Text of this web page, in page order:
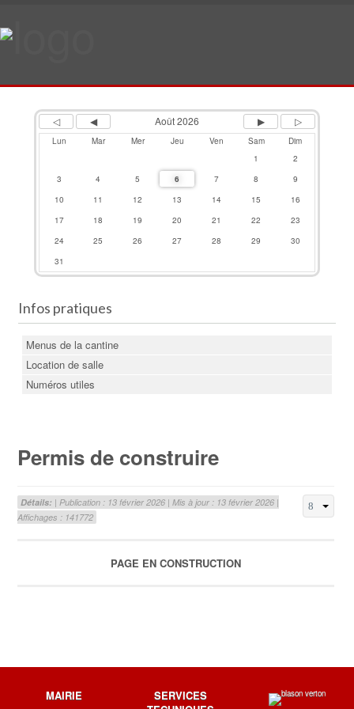
Août 2026
Lun Mar Mer Jeu Ven Sam
Dim
1
2
3
4 5 6 7 8
9
10
11 12 13 14 15
16
17
18 19 20 21 22
23
24
25 26 27 28 29
30
31
Infos pratiques
Menus de la cantine
Location de salle
Numéros utiles
Permis de construire
Détails: | Publication : 13 février 2026 | Mis à jour : 13 février 2026 |
Affichages : 141772
PAGE EN CONSTRUCTION
MAIRIE
SERVICES